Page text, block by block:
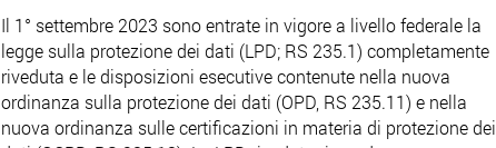
Il 1° settembre 2023 sono entrate in vigore a livello federale la
legge sulla protezione dei dati (LPD; RS 235.1) completamente
riveduta e le disposizioni esecutive contenute nella nuova
ordinanza sulla protezione dei dati (OPD, RS 235.11) e nella
nuova ordinanza sulle certificazioni in materia di protezione dei